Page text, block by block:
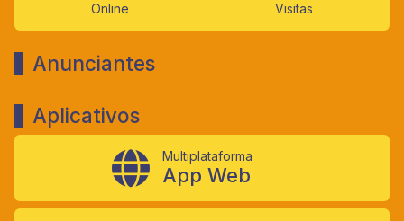
Online Visitas
Anunciantes
Aplicativos
Multiplataforma
App Web